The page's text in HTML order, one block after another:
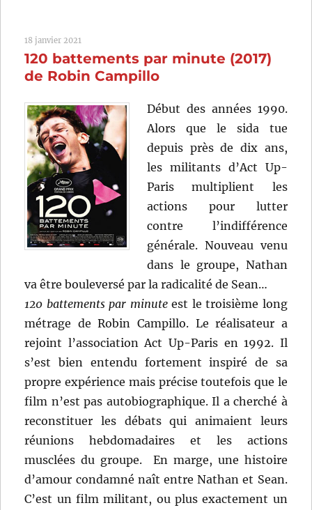
de
18 janvier 2021
120 battements par minute (2017)
de Robin Campillo
Début des années 1990.
Alors que le sida tue
depuis près de dix ans,
les militants d’Act Up-
Paris multiplient les
actions pour lutter
contre l’indifférence
générale. Nouveau venu
dans le groupe, Nathan
va être bouleversé par la radicalité de Sean…
120 battements par minuteest le troisième long
métrage de Robin Campillo. Le réalisateur a
rejoint l’association Act Up-Paris en 1992. Il
s’est bien entendu fortement inspiré de sa
propre expérience mais précise toutefois que le
film n’est pas autobiographique. Il a cherché à
reconstituer les débats qui animaient leurs
réunions hebdomadaires et les actions
musclées du groupe. En marge, une histoire
d’amour condamné naît entre Nathan et Sean.
C’est un film militant, ou plus exactement un